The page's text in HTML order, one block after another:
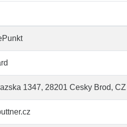
1347, 28201 Cesky Brod, CZ